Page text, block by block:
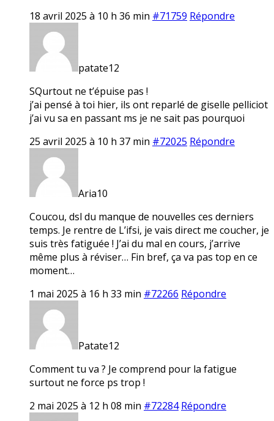
18 avril 2025 à 10 h 36 min #71759 Répondre
patate12
SQurtout ne t’épuise pas !
j’ai pensé à toi hier, ils ont reparlé de giselle pelliciot
j’ai vu sa en passant ms je ne sait pas pourquoi
25 avril 2025 à 10 h 37 min #72025 Répondre
Aria10
Coucou, dsl du manque de nouvelles ces derniers
temps. Je rentre de L’ifsi, je vais direct me coucher, je
suis très fatiguée ! J’ai du mal en cours, j’arrive
même plus à réviser… Fin bref, ça va pas top en ce
moment…
1 mai 2025 à 16 h 33 min #72266 Répondre
Patate12
Comment tu va ? Je comprend pour la fatigue
surtout ne force ps trop !
2 mai 2025 à 12 h 08 min #72284 Répondre